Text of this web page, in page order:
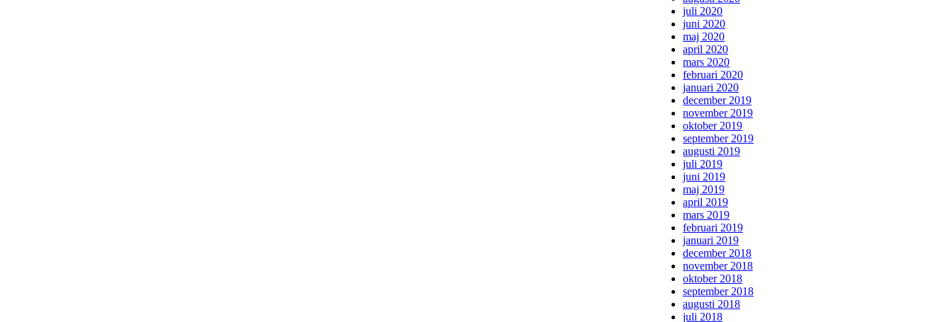
juli 2020
juni 2020
maj 2020
april 2020
mars 2020
februari 2020
januari 2020
december 2019
november 2019
oktober 2019
september 2019
augusti 2019
juli 2019
juni 2019
maj 2019
april 2019
mars 2019
februari 2019
januari 2019
december 2018
november 2018
oktober 2018
september 2018
augusti 2018
juli 2018